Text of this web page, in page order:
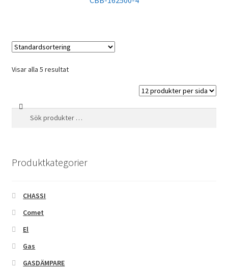
Visar alla 5 resultat
Produktkategorier
CHASSI
Comet
El
Gas
GASDÄMPARE